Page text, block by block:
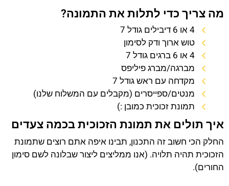
מה צריך כדי לתלות את התמונה?
4 או 6 דיבילים גודל 7
טוש ארוך ודק לסימון
4 או 6 ברגים גודל 7
מברגה/מברג פיליפס
מקדחה עם ראש גודל 7
מנטים/ספייסרים (מקבלים עם המשלוח שלנו)
תמונת זכוכית כמובן :)
איך תולים את תמונת הזכוכית בכמה צעדים
החלק הכי חשוב זה התכנון, תבינו איפה אתם רוצים שתמונת
הזכוכית תהיה תלויה. (אנו ממליצים ליצור שבלונה לשם סימון
החורים).